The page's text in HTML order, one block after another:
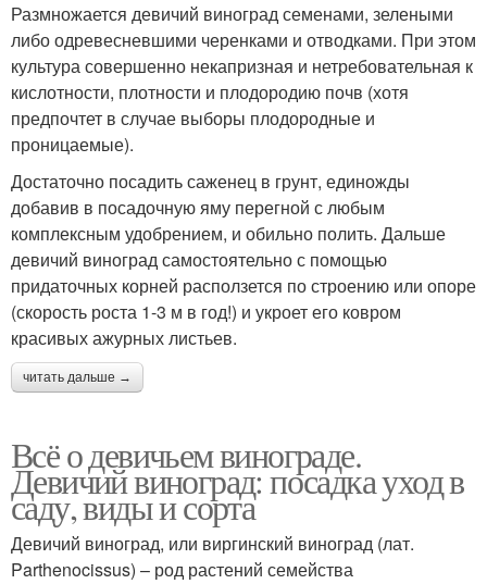
Размножается девичий виноград семенами, зелеными
либо одревесневшими черенками и отводками. При этом
культура совершенно некапризная и нетребовательная к
кислотности, плотности и плодородию почв (хотя
предпочтет в случае выборы плодородные и
проницаемые).
Достаточно посадить саженец в грунт, единожды
добавив в посадочную яму перегной с любым
комплексным удобрением, и обильно полить. Дальше
девичий виноград самостоятельно с помощью
придаточных корней расползется по строению или опоре
(скорость роста 1-3 м в год!) и укроет его ковром
красивых ажурных листьев.
читать дальше →
Всё о девичьем винограде.
Девичий виноград: посадка уход в
саду, виды и сорта
Девичий виноград, или виргинский виноград (лат.
Parthenocissus) – род растений семейства